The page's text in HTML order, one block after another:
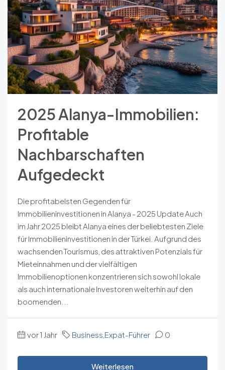
2025 Alanya-Immobilien:
Profitable
Nachbarschaften
Aufgedeckt
Die profitabelsten Gegenden für
Immobilieninvestitionen in Alanya - 2025 Update Auch
im Jahr 2025 bleibt Alanya eines der beliebtesten Ziele
für Immobilieninvestitionen in der Türkei. Aufgrund des
wachsenden Tourismus, des attraktiven Potenzials für
Mieteinnahmen und der vielfältigen
Immobilienoptionen konzentrieren sich sowohl lokale
als auch internationale Investoren weiterhin auf den
boomenden...
vor 1 Jahr Business Expat-Führer 0
Weiterlesen